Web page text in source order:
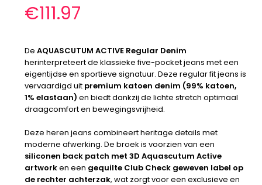
€111.97
De AQUASCUTUM ACTIVE Regular Denim
herinterpreteert de klassieke five-pocket jeans met een
eigentijdse en sportieve signatuur. Deze regular fit jeans is
vervaardigd uit premium katoen denim (99% katoen,
1% elastaan) en biedt dankzij de lichte stretch optimaal
draagcomfort en bewegingsvrijheid.
Deze heren jeans combineert heritage details met
moderne afwerking. De broek is voorzien van een
siliconen back patch met 3D Aquascutum Active
artworken een gequilte Club Check geweven label op
de rechter achterzak, wat zorgt voor een exclusieve en